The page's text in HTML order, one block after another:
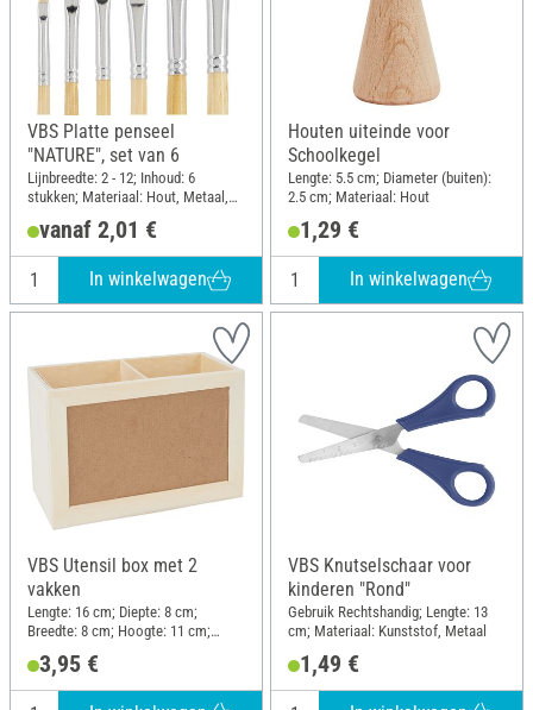
VBS Platte penseel
"NATURE", set van 6
Lijnbreedte: 2 - 12; Inhoud: 6
stukken; Materiaal: Hout, Metaal,
Natuurlijk materiaal
vanaf 2,01 €
In winkelwagen
Houten uiteinde voor
Schoolkegel
Lengte: 5.5 cm; Diameter (buiten):
2.5 cm; Materiaal: Hout
1,29 €
In winkelwagen
VBS Utensil box met 2
vakken
Lengte: 16 cm; Diepte: 8 cm;
Breedte: 8 cm; Hoogte: 11 cm;
3,95 €
VBS Knutselschaar voor
kinderen "Rond"
Gebruik Rechtshandig; Lengte: 13
cm; Materiaal: Kunststof, Metaal
1,49 €